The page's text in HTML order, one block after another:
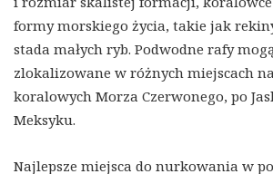
formy morskiego życia, takie jak
stada małych ryb. Podwodne rafy
zlokalizowane w różnych miejscach
koralowych Morza Czerwonego, po
Meksyku.
Najlepsze miejsca do nurkowania w